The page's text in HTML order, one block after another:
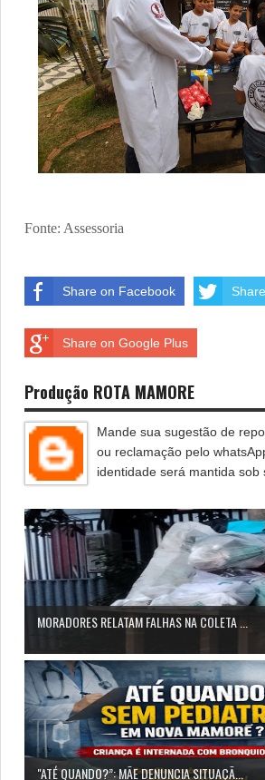
Fonte: Assessoria
Share on Facebook
Share on Google Plus
Produção ROTA MAMORE
Mande sua sugestão de
ou reclamação pelo
identidade será mantida sob
MORADORES RELATAM FALHAS NA COLETA ...
"ATÉ QUANDO?”: MÃE DENUNCIA SITUAÇÃ...